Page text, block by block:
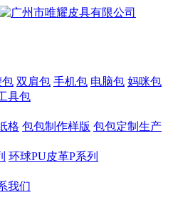
包 双肩包 手机包 电脑包 妈咪包
具包
格 包包制作样版 包包定制生产
环球PU皮革P系列
我们